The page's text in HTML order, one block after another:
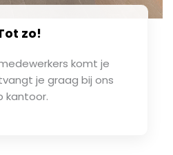
zo!
komt je
je graag bij ons
kantoor.